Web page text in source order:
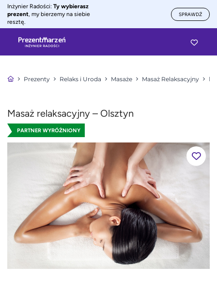
Inżynier Radości: Ty wybierasz
prezent, my bierzemy na siebie
resztę.
SPRAWDŹ
Prezenty Relaks i Uroda Masaże Masaż Relaksacyjny
Masaż relaksacyjny – Olsztyn
PARTNER WYRÓŻNIONY